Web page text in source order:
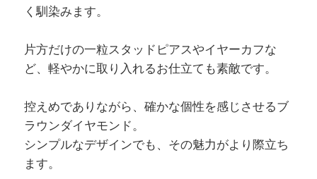
く馴染みます。
片方だけの一粒スタッドピアスやイヤーカフな
ど、軽やかに取り入れるお仕立ても素敵です。
控えめでありながら、確かな個性を感じさせるブ
ラウンダイヤモンド。
シンプルなデザインでも、その魅力がより際立ち
ます。